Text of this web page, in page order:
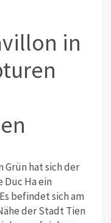
in
hat sich der
Ha ein
befindet sich am
der Stadt Tien